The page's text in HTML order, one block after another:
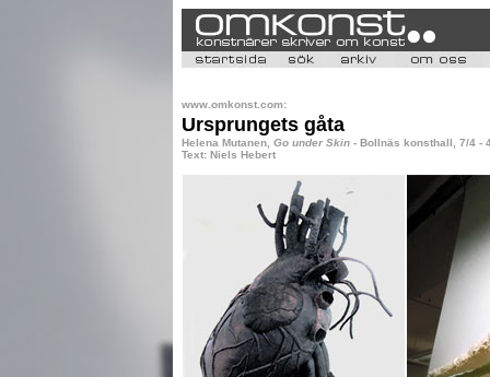
www.omkonst.com:
Ursprungets gåta
Helena Mutanen, Go under Skin- Bollnäs konsthall, 7/4 -
Text: Niels Hebert